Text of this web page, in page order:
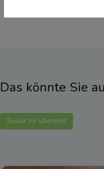
Das könnte Sie
Zurück zur Übersicht